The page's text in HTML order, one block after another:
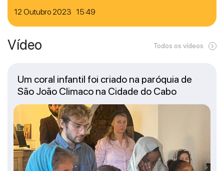
12 Outubro 2023 15:49
Vídeo Todos os vídeos
Um coral infantil foi criado na paróquia de
São João Climaco na Cidade do Cabo